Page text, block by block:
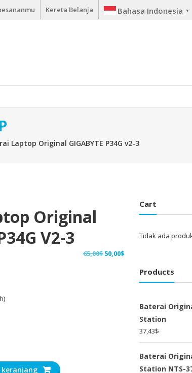
Kereta Belanja Bahasa Indonesia ▼
Laptop Original GIGABYTE P34G v2-3
Original
V2-3
65,00$ Harga
50,00$Harga
Cart
Tidak ada
Products
Baterai
Station
37,43$
Baterai
Station NTS-